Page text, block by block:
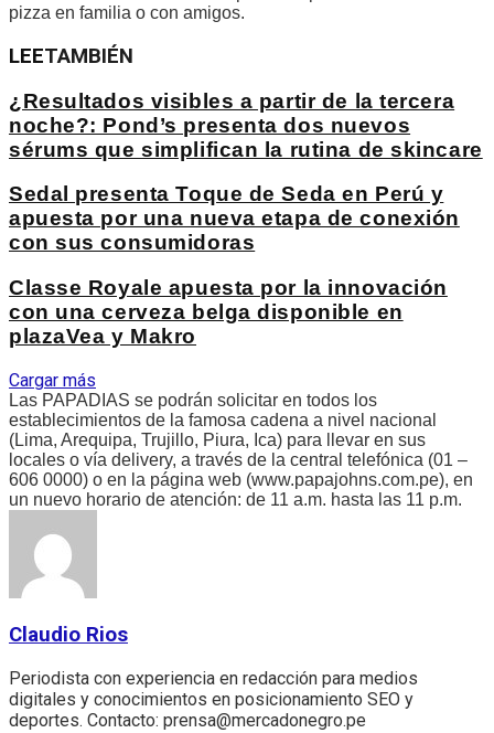
pizza en familia o con amigos.
LEETAMBIÉN
¿Resultados visibles a partir de la tercera
noche?: Pond’s presenta dos nuevos
sérums que simplifican la rutina de skincare
Sedal presenta Toque de Seda en Perú y
apuesta por una nueva etapa de conexión
con sus consumidoras
Classe Royale apuesta por la innovación
con una cerveza belga disponible en
plazaVea y Makro
Cargar más
Las PAPADIAS se podrán solicitar en todos los
establecimientos de la famosa cadena a nivel nacional
(Lima, Arequipa, Trujillo, Piura, Ica) para llevar en sus
locales o vía delivery, a través de la central telefónica (01 –
606 0000) o en la página web (www.papajohns.com.pe), en
un nuevo horario de atención: de 11 a.m. hasta las 11 p.m.
Claudio Rios
Periodista con experiencia en redacción para medios
digitales y conocimientos en posicionamiento SEO y
deportes. Contacto: prensa@mercadonegro.pe